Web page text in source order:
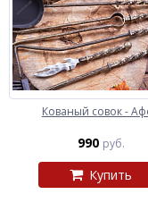
Кованый совок -
990 руб.
Купить